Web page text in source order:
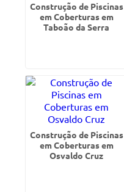
Construção de Piscinas
em Coberturas em
Taboão da Serra
Construção de Piscinas
em Coberturas em
Osvaldo Cruz